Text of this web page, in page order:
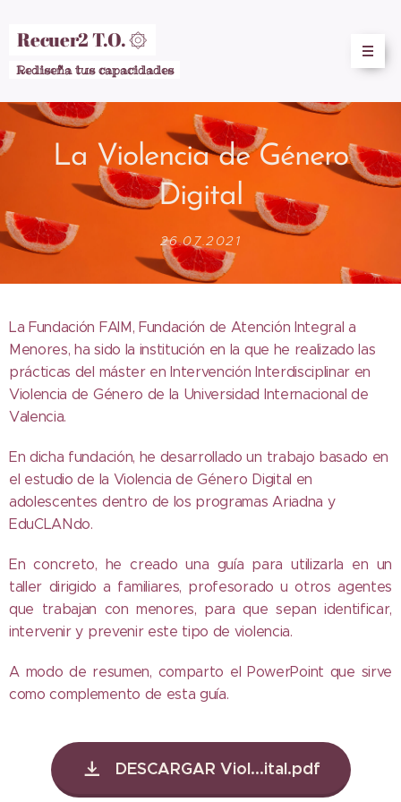
Recuer2 T.O. ۞
Rediseña tus capacidades
La Violencia de Género
Digital
26.07.2021
La Fundación FAIM, Fundación de Atención Integral a
Menores, ha sido la institución en la que he realizado las
prácticas del máster en Intervención Interdisciplinar en
Violencia de Género de la Universidad Internacional de
Valencia.
En dicha fundación, he desarrollado un trabajo basado en
el estudio de la Violencia de Género Digital en
adolescentes dentro de los programas Ariadna y
EduCLANdo.
En concreto, he creado una guía para utilizarla en un
taller dirigido a familiares, profesorado u otros agentes
que trabajan con menores, para que sepan identificar,
intervenir y prevenir este tipo de violencia.
A modo de resumen, comparto el PowerPoint que sirve
como complemento de esta guía.
DESCARGAR Viol...ital.pdf